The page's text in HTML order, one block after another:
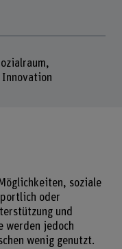
Innovation
soziale
oder
und
werden jedoch
wenig genutzt.